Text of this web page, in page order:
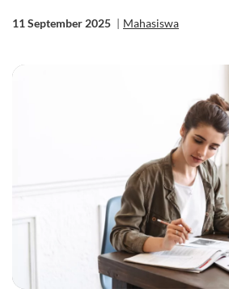
11 September 2025 | Mahasiswa